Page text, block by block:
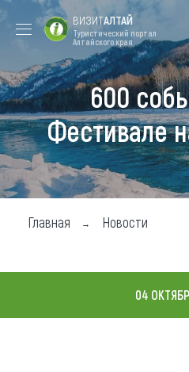
Форум VISIT
Цветение
маральника
Туры
Где побывать
Где поесть
Карта
ВИЗИТАЛТАЙ
Туристический портал
Алтайского края
600
Фестивале
Главная Новости
04